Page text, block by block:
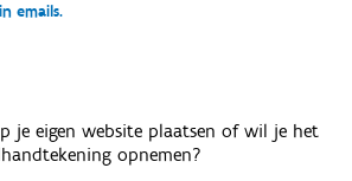
emails.
je eigen website plaatsen of wil je het
opnemen?